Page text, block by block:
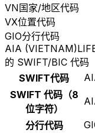
VN国家/地区代码
VX位置代码
GIO分行代码
AIA
的 SWIFT/BIC 代码
SWIFT代码
SWIFT 代码（8
位字符）
分行代码